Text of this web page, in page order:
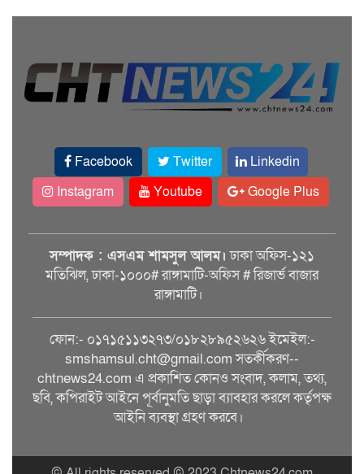
Facebook Twitter
Linkedin
Instagram
Youtube Google Plus
সম্পাদক : এসএম শামসুল আলম। ঢাকা অফিস-১২১
মতিঝিল, ঢাকা-১০০০# রাঙ্গামাটি-অফিস # রিজার্ভ বাজার
রাঙ্গামাটি।
ফোন:- ০১৭১৫১১৩২৭৩/০১৮২৮৯৫২৬২৬ ইমেইল:-
smshamsul.cht@gmail.com সতর্কীকরণ--
chtnews24.com এ প্রকাশিত কোনও সংবাদ, কলাম, তথ্য,
ছবি, কপিরাইট আইনে পূর্বানুমতি ছাড়া ব্যাবহার করলে কর্তৃপক্ষ
আইনি ব্যবস্থা গ্রহণ করবে।